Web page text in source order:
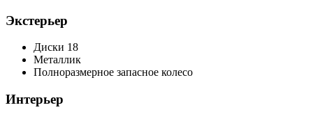
Экстерьер
Диски 18
Металлик
Полноразмерное запасное колесо
Интерьер